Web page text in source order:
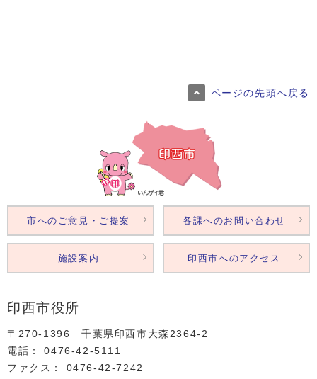
ページの先頭へ戻る
印西市役所
〒270-1396 千葉県印西市大森2364‐2
電話： 0476‐42‐5111
ファクス： 0476‐42‐7242
市へのご意見・ご提案 各課へのお問い合わせ
施設案内 印西市へのアクセス